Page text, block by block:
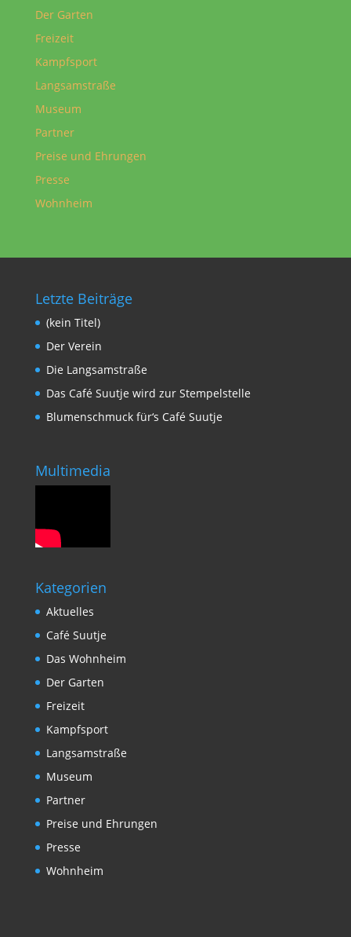
Der Garten
Freizeit
Kampfsport
Langsamstraße
Museum
Partner
Preise und Ehrungen
Presse
Wohnheim
Letzte Beiträge
(kein Titel)
Der Verein
Die Langsamstraße
Das Café Suutje wird zur Stempelstelle
Blumenschmuck für‘s Café Suutje
Multimedia
Kategorien
Aktuelles
Café Suutje
Das Wohnheim
Der Garten
Freizeit
Kampfsport
Langsamstraße
Museum
Partner
Preise und Ehrungen
Presse
Wohnheim